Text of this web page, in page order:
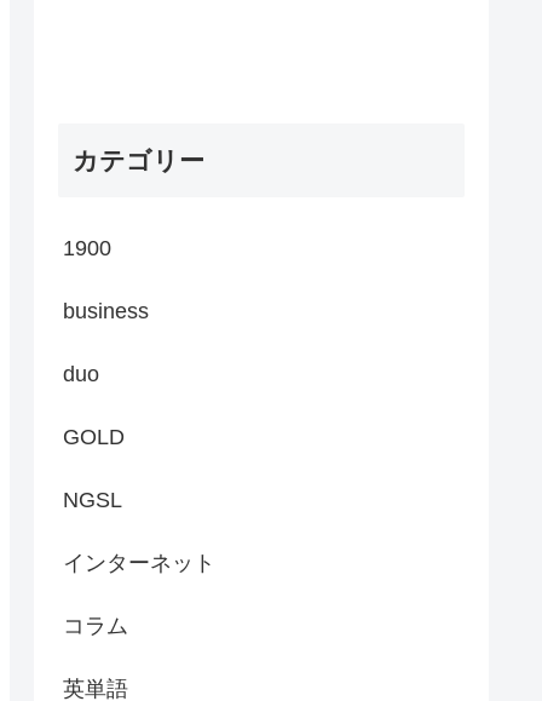
カテゴリー
1900
business
duo
GOLD
NGSL
インターネット
コラム
英単語